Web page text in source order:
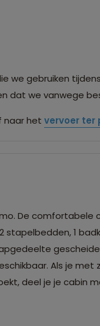
gebruiken
dat we vanwege
naar het vervoer ter
De
1
Als je
deel je je cabin